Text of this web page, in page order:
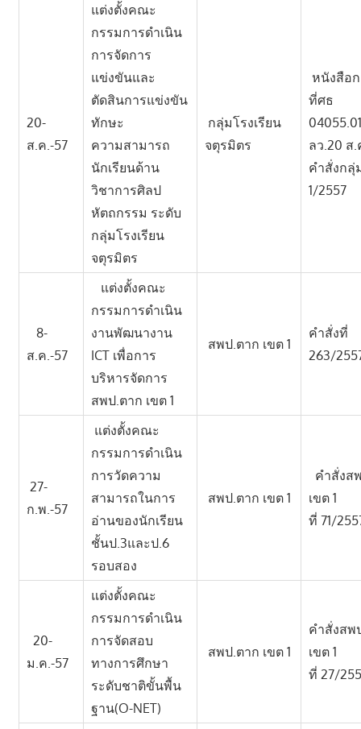
20-
ส.ค.-57
แต่งตั้งคณะ
กรรมการดำเนิน
การจัดการ
แข่งขันและ
ตัดสินการแข่งขัน
ทักษะ
ความสามารถ
นักเรียนด้าน
วิชาการศิลป
หัตถกรรม ระดับ
กลุ่มโรงเรียน
จตุรมิตร
กลุ่มโรงเรียน
จตุรมิตร
หนังสือ
ที่ศธ
ลว.20 ส.
คำสั่งกลุ่
1/2557
8-
ส.ค.-57
แต่งตั้งคณะ
กรรมการดำเนิน
งานพัฒนางาน
ICT เพื่อการ
บริหารจัดการ
สพป.ตาก เขต 1
สพป.ตาก เขต 1
คำสั่งที่
263/
27-
ก.พ.-57
แต่งตั้งคณะ
กรรมการดำเนิน
การวัดความ
สามารถในการ
อ่านของนักเรียน
ชั้นป.3และป.6
รอบสอง
สพป.ตาก เขต 1
คำสั่งส
เขต 1
ที่ 71/
20-
ม.ค.-57
แต่งตั้งคณะ
กรรมการดำเนิน
การจัดสอบ
ทางการศึกษา
ระดับชาติขั้นพื้น
ฐาน(O-NET)
สพป.ตาก เขต 1
คำสั่งสพ
เขต 1
ที่ 27/